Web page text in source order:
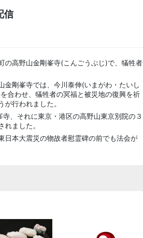
信
の高野山金剛峯寺(こんごうぶじ)で、犠牲者
金剛峯寺では、今川泰伸(いまがわ・たいし
合わせ、犠牲者の冥福と被災地の復興を祈
行われました。
、それに東京・港区の高野山東京別院の３
ました。
日本大震災の物故者慰霊碑の前でも法会が